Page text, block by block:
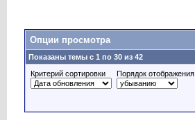
Опции просмотра
Показаны темы с 1 по 30 из 42
Критерий сортировки
Порядок отображения